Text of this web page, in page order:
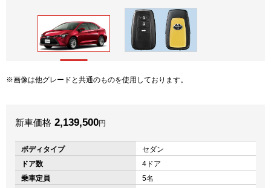
画像は他グレードと共通のものを使用しております。
新車価格 2,139,500円
ボディタイプ
セダン
ドア数
4ドア
乗車定員
5名